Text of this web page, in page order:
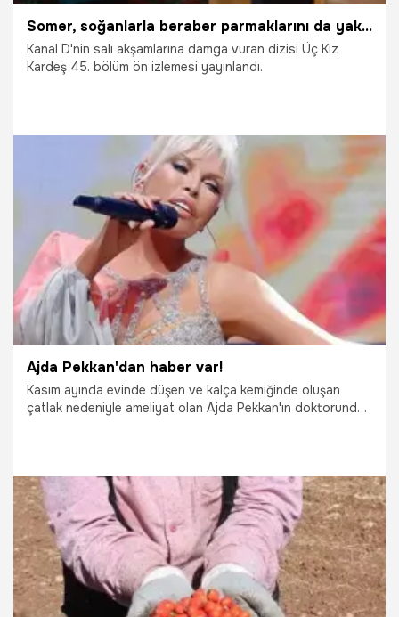
Somer, soğanlarla beraber parmaklarını da yaktı!
Kanal D'nin salı akşamlarına damga vuran dizisi Üç Kız
Kardeş 45. bölüm ön izlemesi yayınlandı.
9.04.2023 Televizyon
Ajda Pekkan'dan haber var!
Kasım ayında evinde düşen ve kalça kemiğinde oluşan
çatlak nedeniyle ameliyat olan Ajda Pekkan'ın doktorundan
18.12.2022 Magazin